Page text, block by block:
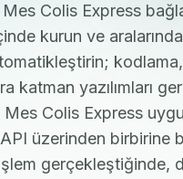
Colis Express
kurun ve
kodlama,
katman yazılımları
Colis Express
üzerinden birbirine
gerçekleştiğinde,